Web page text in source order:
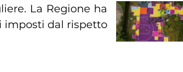
La Regione ha
imposti dal rispetto